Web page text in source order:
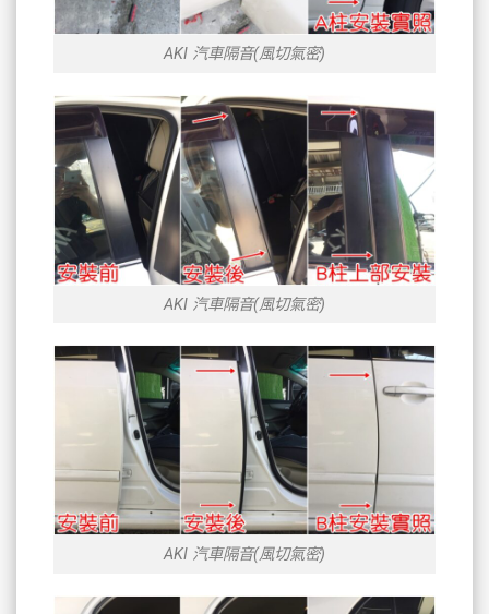
AKI 汽車隔音(風切氣密)
AKI 汽車隔音(風切氣密)
AKI 汽車隔音(風切氣密)